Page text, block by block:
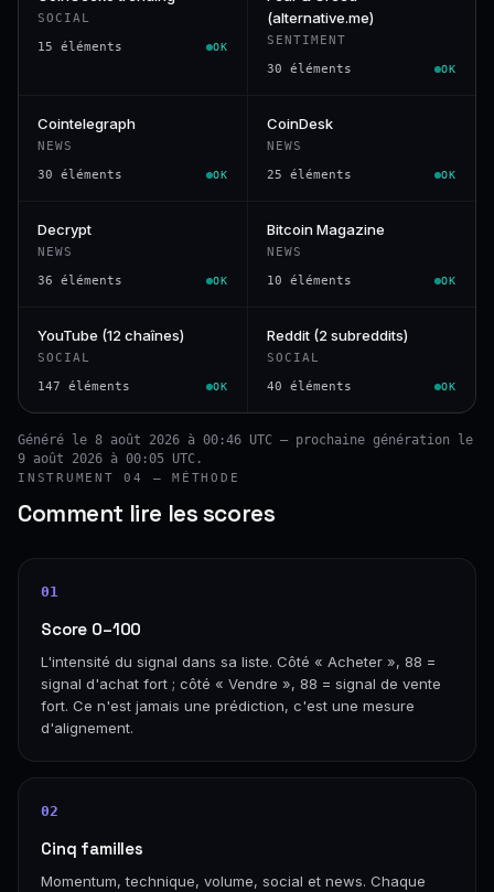
SOCIAL
15 éléments OK
(alternative.me)
SENTIMENT
30 éléments OK
Cointelegraph
NEWS
30 éléments OK
CoinDesk
NEWS
25 éléments OK
Decrypt
NEWS
36 éléments OK
Bitcoin Magazine
NEWS
10 éléments OK
YouTube (12 chaînes)
SOCIAL
147 éléments OK
Reddit (2 subreddits)
SOCIAL
40 éléments OK
Généré le 8 août 2026 à 00:46 UTC — prochaine génération le
9 août 2026 à 00:05 UTC.
INSTRUMENT 04 — MÉTHODE
Comment lire les scores
01
Score 0–100
L'intensité du signal dans sa liste. Côté « Acheter », 88 =
signal d'achat fort ; côté « Vendre », 88 = signal de vente
fort. Ce n'est jamais une prédiction, c'est une mesure
d'alignement.
02
Cinq familles
Momentum, technique, volume, social et news. Chaque